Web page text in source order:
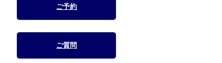
ご予約
ご質問